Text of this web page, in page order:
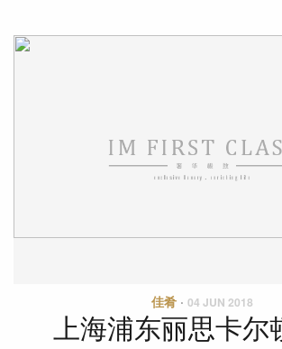
佳肴· 04 JUN 2018
上海浦东丽思卡尔